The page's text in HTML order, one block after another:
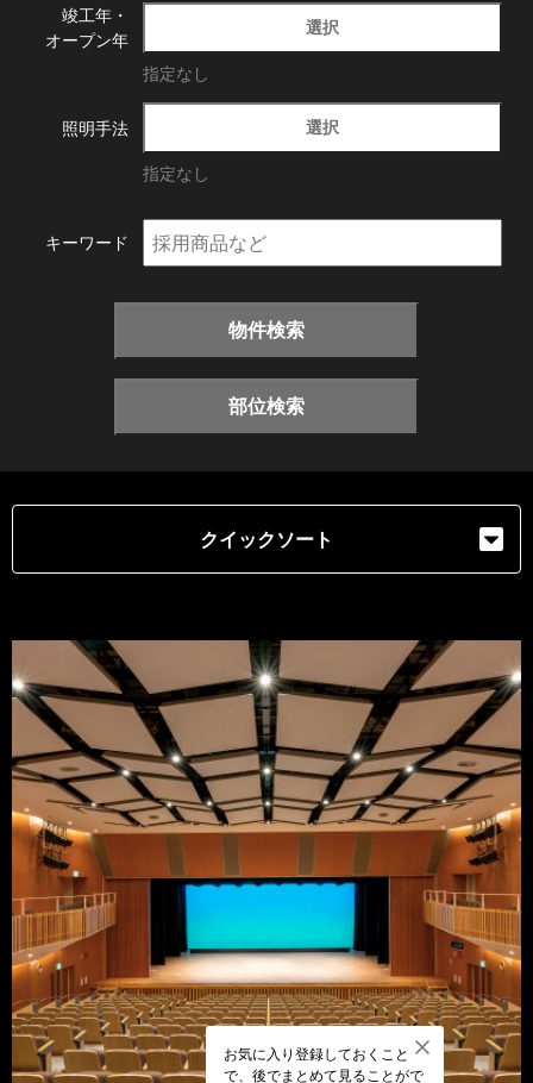
竣工年・
オープン年
選択
指定なし
照明手法 選択
指定なし
キーワード
物件検索
部位検索
クイックソート
お気に入り登録しておくこと
で、後でまとめて見ることがで